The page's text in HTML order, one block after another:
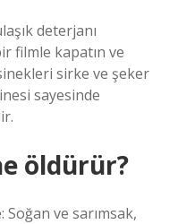
deterjanı
filmle kapatın ve
sirke ve şeker
sayesinde
öldürür?
Soğan ve sarımsak,